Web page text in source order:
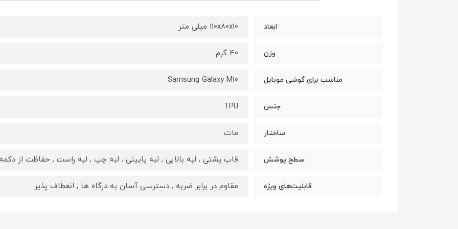
ابعاد 110x80x10 میلی متر
وزن 40 گرم
مناسب برای گوشی موبایل Samsung Galaxy M10
جنس TPU
ساختار مات
سطح پوشش قاب پشتی , لبه بالایی , لبه پایینی , لبه چپ , لبه راست , حفاظت از
قابلیت‌های ویژه مقاوم در برابر ضربه , دسترسی آسان به درگاه ها , انعطاف پذیر